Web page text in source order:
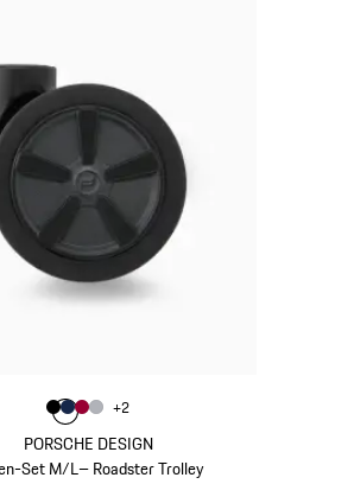
PORSCHE DESIGN
Set M/L– Roadster Trolley
Farbe
Farbeschwarz
Farbe dunkelblau
Farbekarminrot
Farbe
+2